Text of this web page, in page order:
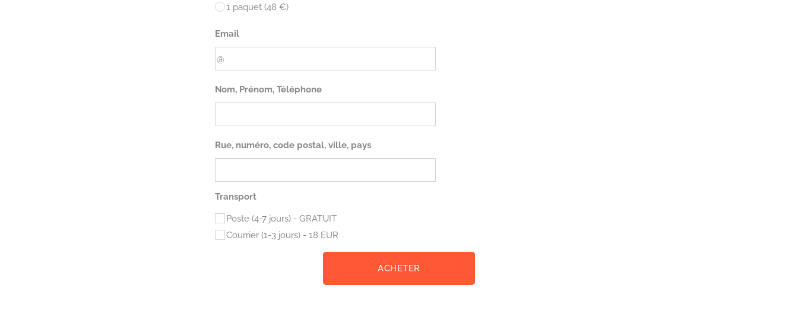
1 paquet (48 €)
Email
Nom, Prénom, Téléphone
Rue, numéro, code postal, ville, pays
Transport
Poste (4-7 jours) - GRATUIT
Courrier (1-3 jours) - 18 EUR
ACHETER